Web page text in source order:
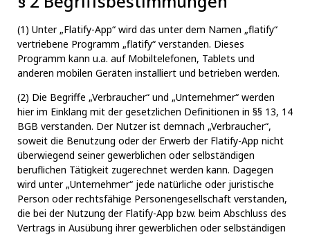
(1) Unter „Flatify-App“ wird das unter dem Namen „flatify“
vertriebene Programm „flatify“ verstanden. Dieses
Programm kann u.a. auf Mobiltelefonen, Tablets und
anderen mobilen Geräten installiert und betrieben werden.
(2) Die Begriffe „Verbraucher“ und „Unternehmer“ werden
hier im Einklang mit der gesetzlichen Definitionen in §§ 13, 14
BGB verstanden. Der Nutzer ist demnach „Verbraucher“,
soweit die Benutzung oder der Erwerb der Flatify-App nicht
überwiegend seiner gewerblichen oder selbständigen
beruflichen Tätigkeit zugerechnet werden kann. Dagegen
wird unter „Unternehmer“ jede natürliche oder juristische
Person oder rechtsfähige Personengesellschaft verstanden,
die bei der Nutzung der Flatify-App bzw. beim Abschluss des
Vertrags in Ausübung ihrer gewerblichen oder selbständigen